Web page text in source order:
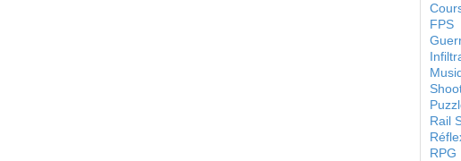
FPS
Rail
RPG